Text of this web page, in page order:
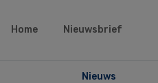
Home Nieuwsbrief
Nieuws